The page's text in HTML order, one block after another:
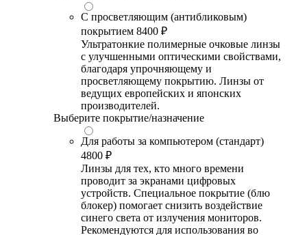
С просветляющим (антибликовым)
покрытием 8400 ₽
Ультратонкие полимерные очковые линзы
с улучшенными оптическими свойствами,
благодаря упрочняющему и
просветляющему покрытию. Линзы от
ведущих европейских и японских
производителей.
Выберите покрытие/назначение
Для работы за компьютером (стандарт)
4800 ₽
Линзы для тех, кто много времени
проводит за экранами цифровых
устройств. Специальное покрытие (блю
блокер) помогает снизить воздействие
синего света от излучения мониторов.
Рекомендуются для использования во